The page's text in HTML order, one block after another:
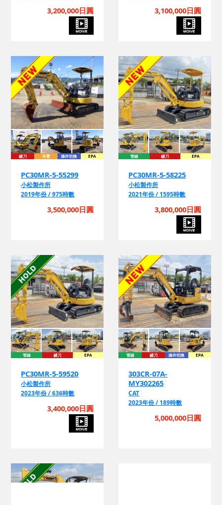
3,200,000日圓 3,100,000日圓
鏟刀 吊臂 操作切換 EPA
PC30MR-5-55299
小松製作所
2019年份 / 975時數
3,500,000日圓
管線 鏟刀 EPA
PC30MR-5-58225
小松製作所
2021年份 / 1595時數
3,800,000日圓
管線 鏟刀 EPA
PC30MR-5-59520
小松製作所
2023年份 / 636時數
3,400,000日圓
管線 鏟刀 操作切換 EPA
303CR-07A-
MY302265
CAT
2023年份 / 189時數
5,000,000日圓